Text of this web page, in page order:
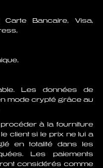
Bancaire, Visa,
Les données de
mode crypté grâce au
à la fourniture
client si le prix ne lui a
en totalité dans les
Les paiements
considérés comme